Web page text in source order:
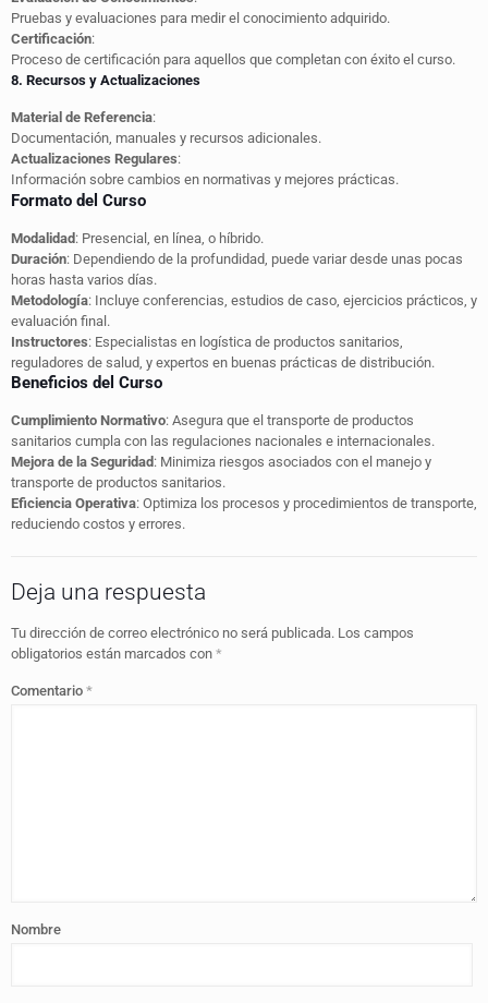
Pruebas y evaluaciones para medir el conocimiento adquirido.
Certificación:
Proceso de certificación para aquellos que completan con éxito el curso.
8. Recursos y Actualizaciones
Material de Referencia:
Documentación, manuales y recursos adicionales.
Actualizaciones Regulares:
Información sobre cambios en normativas y mejores prácticas.
Formato del Curso
Modalidad: Presencial, en línea, o híbrido.
Duración: Dependiendo de la profundidad, puede variar desde unas pocas
horas hasta varios días.
Metodología: Incluye conferencias, estudios de caso, ejercicios prácticos, y
evaluación final.
Instructores: Especialistas en logística de productos sanitarios,
reguladores de salud, y expertos en buenas prácticas de distribución.
Beneficios del Curso
Cumplimiento Normativo: Asegura que el transporte de productos
sanitarios cumpla con las regulaciones nacionales e internacionales.
Mejora de la Seguridad: Minimiza riesgos asociados con el manejo y
transporte de productos sanitarios.
Eficiencia Operativa: Optimiza los procesos y procedimientos de transporte,
reduciendo costos y errores.
Deja una respuesta
Tu dirección de correo electrónico no será publicada. Los campos
obligatorios están marcados con *
Comentario *
Nombre